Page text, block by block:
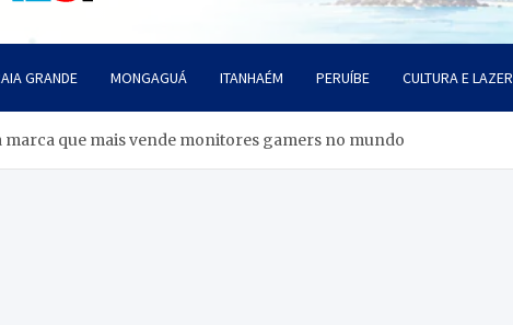
GRANDE MONGAGUÁ ITANHAÉM PERUÍBE CULTURA E LAZER
marca que mais vende monitores gamers no mundo